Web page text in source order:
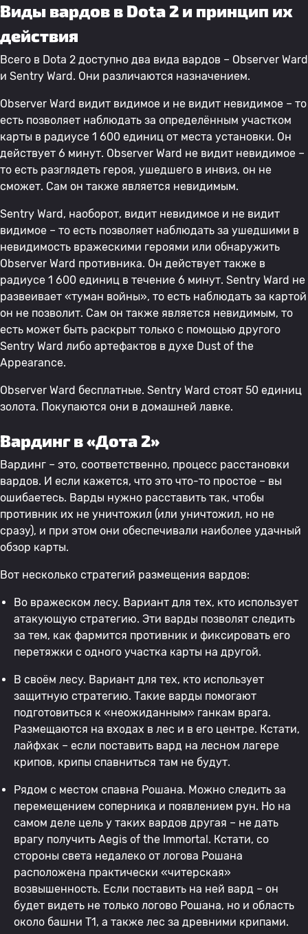
Виды вардов в Dota 2 и принцип их
действия
Всего в Dota 2 доступно два вида вардов – Observer Ward
и Sentry Ward. Они различаются назначением.
Observer Ward видит видимое и не видит невидимое – то
есть позволяет наблюдать за определённым участком
карты в радиусе 1 600 единиц от места установки. Он
действует 6 минут. Observer Ward не видит невидимое –
то есть разглядеть героя, ушедшего в инвиз, он не
сможет. Сам он также является невидимым.
Sentry Ward, наоборот, видит невидимое и не видит
видимое – то есть позволяет наблюдать за ушедшими в
невидимость вражескими героями или обнаружить
Observer Ward противника. Он действует также в
радиусе 1 600 единиц в течение 6 минут. Sentry Ward не
развеивает «туман войны», то есть наблюдать за картой
он не позволит. Сам он также является невидимым, то
есть может быть раскрыт только с помощью другого
Sentry Ward либо артефактов в духе Dust of the
Appearance.
Observer Ward бесплатные. Sentry Ward стоят 50 единиц
золота. Покупаются они в домашней лавке.
Вардинг в «Дота 2»
Вардинг – это, соответственно, процесс расстановки
вардов. И если кажется, что это что-то простое – вы
ошибаетесь. Варды нужно расставить так, чтобы
противник их не уничтожил (или уничтожил, но не
сразу), и при этом они обеспечивали наиболее удачный
обзор карты.
Вот несколько стратегий размещения вардов:
Во вражеском лесу. Вариант для тех, кто использует
атакующую стратегию. Эти варды позволят следить
за тем, как фармится противник и фиксировать его
перетяжки с одного участка карты на другой.
В своём лесу. Вариант для тех, кто использует
защитную стратегию. Такие варды помогают
подготовиться к «неожиданным» ганкам врага.
Размещаются на входах в лес и в его центре. Кстати,
лайфхак – если поставить вард на лесном лагере
крипов, крипы спавниться там не будут.
Рядом с местом спавна Рошана. Можно следить за
перемещением соперника и появлением рун. Но на
самом деле цель у таких вардов другая – не дать
врагу получить Aegis of the Immortal. Кстати, со
стороны света недалеко от логова Рошана
расположена практически «читерская»
возвышенность. Если поставить на ней вард – он
будет видеть не только логово Рошана, но и область
около башни Т1, а также лес за древними крипами.